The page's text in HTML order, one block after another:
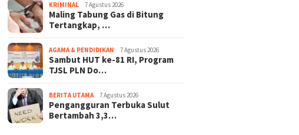
KRIMINAL 7 Agustus 2026
Maling Tabung Gas di Bitung
Tertangkap, …
AGAMA & PENDIDIKAN 7 Agustus 2026
Sambut HUT ke-81 RI, Program
TJSL PLN Do…
BERITA UTAMA 7 Agustus 2026
Pengangguran Terbuka Sulut
Bertambah 3,3…